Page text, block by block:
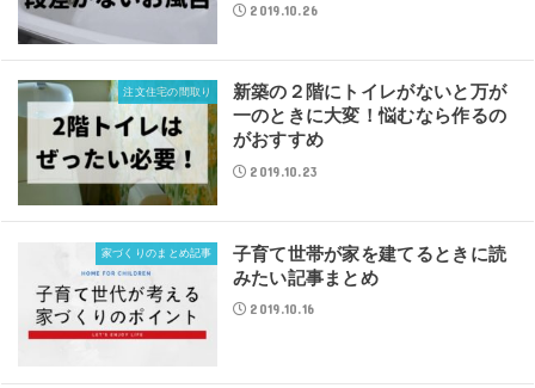
2019.10.26
注文住宅の間取り
新築の２階にトイレがないと万が
一のときに大変！悩むなら作るの
がおすすめ
2019.10.23
家づくりのまとめ記事
子育て世帯が家を建てるときに読
みたい記事まとめ
2019.10.16